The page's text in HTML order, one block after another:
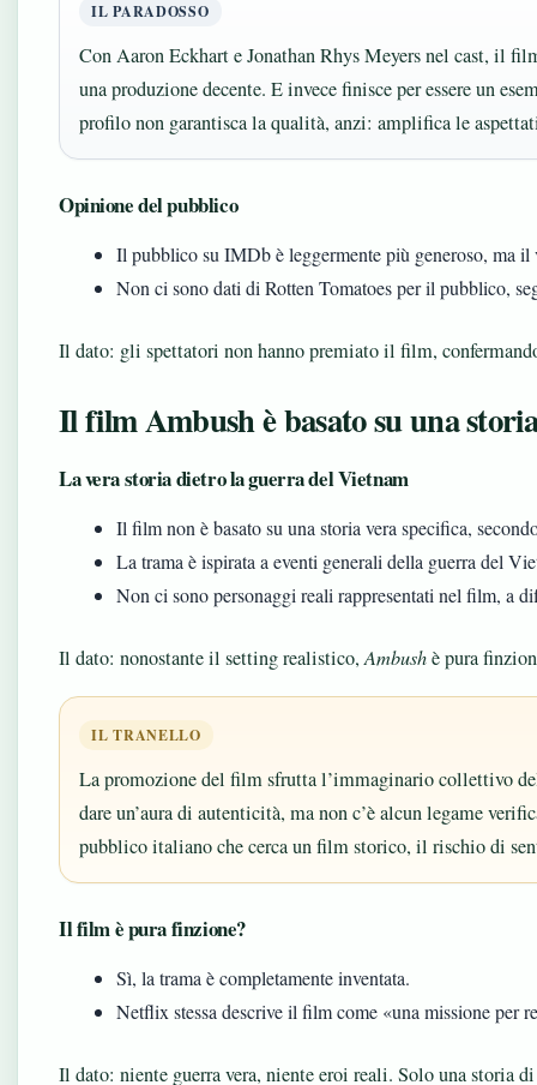
IL PARADOSSO
Con Aaron Eckhart e Jonathan Rhys Meyers nel cast, il
una produzione decente. E invece finisce per essere un
profilo non garantisca la qualità, anzi: amplifica le
Opinione del pubblico
Il pubblico su IMDb è leggermente più generoso, ma
Non ci sono dati di Rotten Tomatoes per il pubblico,
Il dato: gli spettatori non hanno premiato il film,
Il film Ambush è basato su una
La vera storia dietro la guerra del Vietnam
Il film non è basato su una storia vera specifica,
La trama è ispirata a eventi generali della guerra del
Non ci sono personaggi reali rappresentati nel film, a
Il dato: nonostante il setting realistico,Ambushè pura
IL TRANELLO
La promozione del film sfrutta l’immaginario collettivo
dare un’aura di autenticità, ma non c’è alcun legame
pubblico italiano che cerca un film storico, il rischio di
Il film è pura finzione?
Sì, la trama è completamente inventata.
Netflix stessa descrive il film come «una missione per
Il dato: niente guerra vera, niente eroi reali. Solo una storia